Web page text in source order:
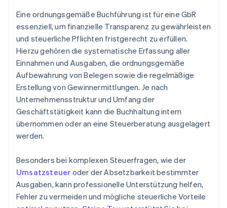
Eine ordnungsgemäße Buchführung ist für eine GbR
essenziell, um finanzielle Transparenz zu gewährleisten
und steuerliche Pflichten fristgerecht zu erfüllen.
Hierzu gehören die systematische Erfassung aller
Einnahmen und Ausgaben, die ordnungsgemäße
Aufbewahrung von Belegen sowie die regelmäßige
Erstellung von Gewinnermittlungen. Je nach
Unternehmensstruktur und Umfang der
Geschäftstätigkeit kann die Buchhaltung intern
übernommen oder an eine Steuerberatung ausgelagert
werden.
Besonders bei komplexen Steuerfragen, wie der
Umsatzsteuer oder der Absetzbarkeit bestimmter
Ausgaben, kann professionelle Unterstützung helfen,
Fehler zu vermeiden und mögliche steuerliche Vorteile